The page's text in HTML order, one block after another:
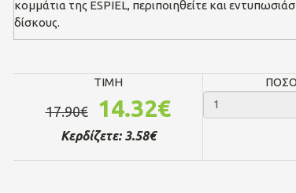
κομμάτια της ESPIEL, περιποιηθείτε και
δίσκους.
TIMH
17.90€ 14.32€
Κερδίζετε: 3.58€